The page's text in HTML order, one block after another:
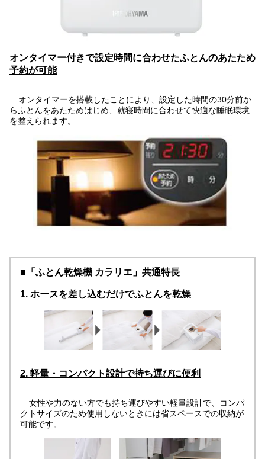
オンタイマー付きで設定時間に合わせたふとんのあたため
予約が可能
オンタイマーを搭載したことにより、設定した時間の30分前か
らふとんをあたためはじめ、就寝時間に合わせて快適な睡眠環境
を整えられます。
■「ふとん乾燥機 カラリエ」共通特長
1. ホースを差し込むだけでふとんを乾燥
2. 軽量・コンパクト設計で持ち運びに便利
女性や力のない方でも持ち運びやすい軽量設計で、コンパ
クトサイズのため使用しないときには省スペースでの収納が
可能です。